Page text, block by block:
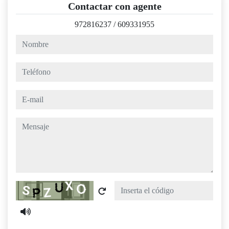
Contactar con agente
972816237 /609331955
nombre
teléfono
e-mail
mensaje
Captcha